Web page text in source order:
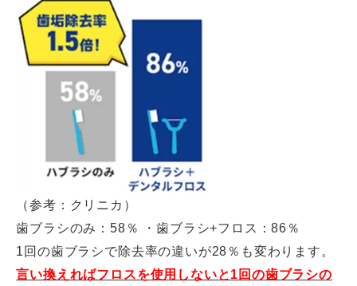
（参考：クリニカ）
歯ブラシのみ：58％ ・歯ブラシ+フロス：86％
1回の歯ブラシで除去率の違いが28％も変わります。
言い換えればフロスを使用しないと1回の歯ブラシの